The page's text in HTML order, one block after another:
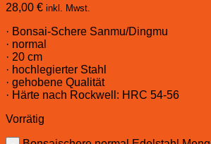
28,00 € inkl. Mwst.
· Bonsai-Schere Sanmu/Dingmu
· normal
· 20 cm
· hochlegierter Stahl
· gehobene Qualität
· Härte nach Rockwell: HRC 54-56
Vorrätig